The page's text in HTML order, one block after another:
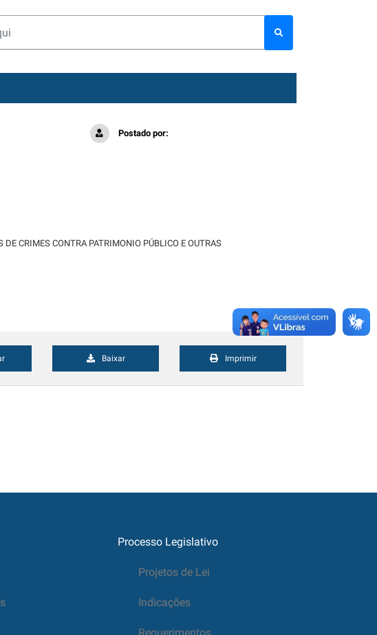
Postado por:
CRIMES CONTRA PATRIMONIO PÚBLICO E OUTRAS
Baixar Imprimir
Processo Legislativo
Projetos de Lei
Indicações
Requerimentos